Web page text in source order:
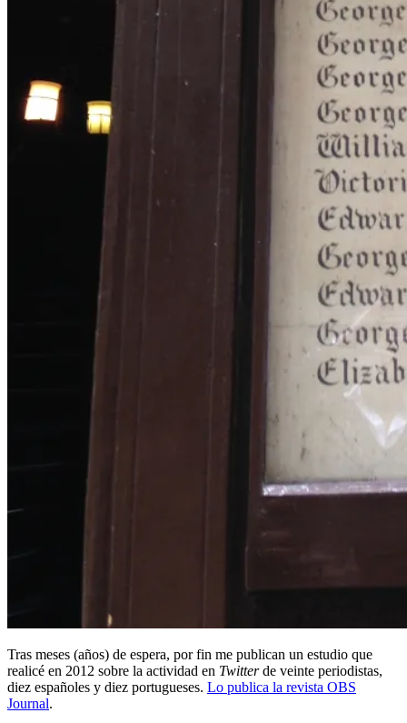
Tras meses (años) de espera, por fin me publican un estudio que
realicé en 2012 sobre la actividad en Twitterde veinte periodistas,
diez españoles y diez portugueses. Lo publica la revista OBS
Journal.